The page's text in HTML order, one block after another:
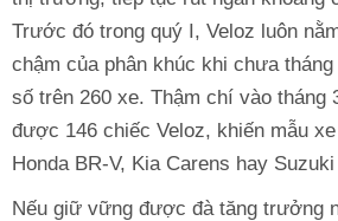
Trước đó trong quý I, Veloz luôn
chậm của phân khúc khi chưa tháng
số trên 260 xe. Thậm chí vào tháng
được 146 chiếc Veloz, khiến mẫu
Honda BR-V, Kia Carens hay
Nếu giữ vững được đà tăng trưởng